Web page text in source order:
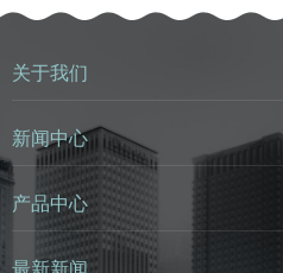
关于我们
新闻中心
产品中心